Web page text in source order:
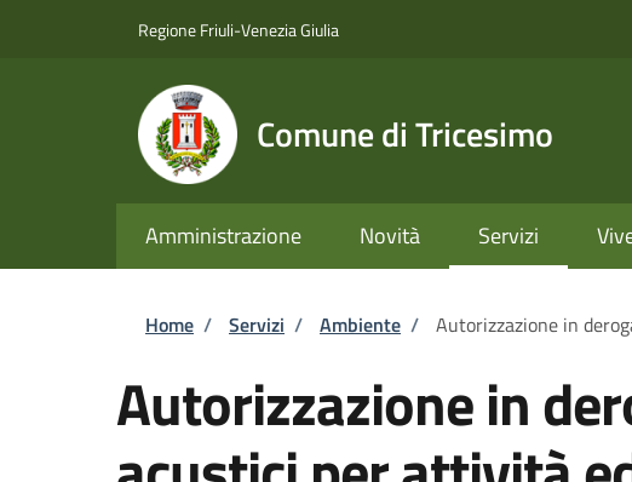
Regione Friuli-Venezia Giulia
Comune di Tricesimo
Amministrazione Novità Servizi
Briciole di pane
Home / Servizi / Ambiente / Autorizzazione in
Autorizzazione in